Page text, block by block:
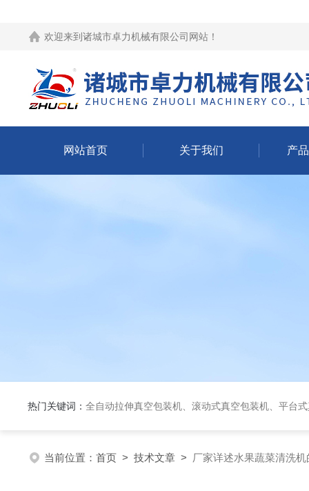
欢迎来到 诸城市卓力机械有限公司网站 ！
网站首页 关于我们 产
热门关键词： 全自动拉伸真空包装机、滚动式真空包装机、平台式真空包装机、大米定量
当前位置： 首页 > 技术文章 > 厂家详述水果蔬菜清洗